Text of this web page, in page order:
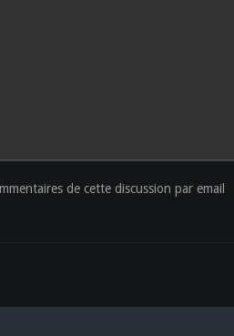
de cette discussion par email